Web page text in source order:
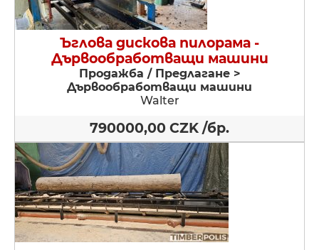
Ъглова дискова пилорама -
Дървообработващи машини
Продажба / Предлагане >
Дървообработващи машини
Walter
790000,00 CZK /бр.